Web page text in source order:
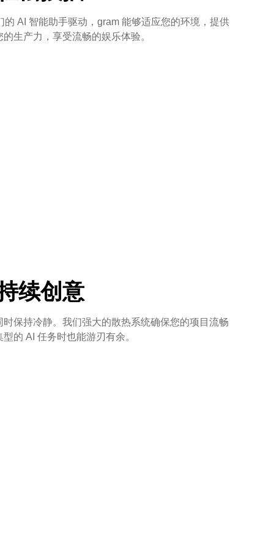
的 AI 智能助手驱动，gram 能够适应您的环境，提供
生产力，享受流畅的娱乐体验。
续创意
保持冷静。我们强大的散热系统确保您的项目流畅
的 AI 任务时也能游刃有余。